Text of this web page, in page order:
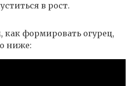
в рост.
как формировать огурец,
ниже: